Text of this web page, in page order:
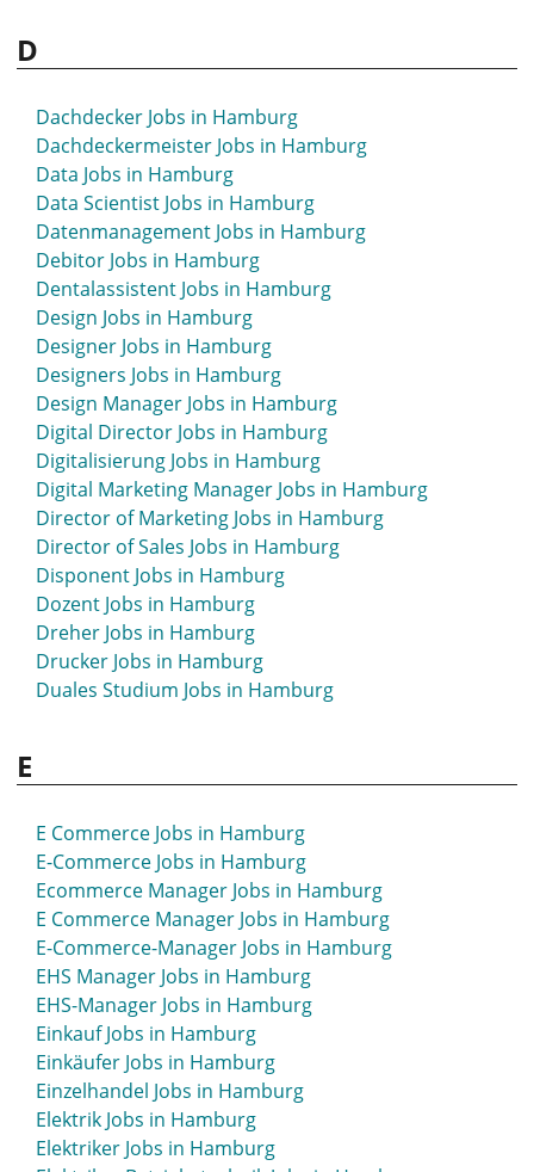
Consultant Jobs in Hamburg
Consultant IT Jobs in Hamburg
Consultant SAP Jobs in Hamburg
Consulting Jobs in Hamburg
Content-Creator Jobs in Hamburg
Content Manager Jobs in Hamburg
Content Marketing Manager Jobs in Hamburg
Contracting Manager Jobs in Hamburg
Contract Manager Jobs in Hamburg
Contracts Manager Jobs in Hamburg
Controller Jobs in Hamburg
Controlling Jobs in Hamburg
Creative Manager Jobs in Hamburg
Creator Jobs in Hamburg
CRM Jobs in Hamburg
CRM Manager Jobs in Hamburg
CRM-Manager Jobs in Hamburg
Customer Experience Manager Jobs in Hamburg
Customer Relations Manager Jobs in Hamburg
Customer Service Jobs in Hamburg
Customer Success Manager Jobs in Hamburg
D
Dachdecker Jobs in Hamburg
Dachdeckermeister Jobs in Hamburg
Data Jobs in Hamburg
Data Scientist Jobs in Hamburg
Datenmanagement Jobs in Hamburg
Debitor Jobs in Hamburg
Dentalassistent Jobs in Hamburg
Design Jobs in Hamburg
Designer Jobs in Hamburg
Designers Jobs in Hamburg
Design Manager Jobs in Hamburg
Digital Director Jobs in Hamburg
Digitalisierung Jobs in Hamburg
Digital Marketing Manager Jobs in Hamburg
Director of Marketing Jobs in Hamburg
Director of Sales Jobs in Hamburg
Disponent Jobs in Hamburg
Dozent Jobs in Hamburg
Dreher Jobs in Hamburg
Drucker Jobs in Hamburg
Duales Studium Jobs in Hamburg
E
E Commerce Jobs in Hamburg
E-Commerce Jobs in Hamburg
Ecommerce Manager Jobs in Hamburg
E Commerce Manager Jobs in Hamburg
E-Commerce-Manager Jobs in Hamburg
EHS Manager Jobs in Hamburg
EHS-Manager Jobs in Hamburg
Einkauf Jobs in Hamburg
Einkäufer Jobs in Hamburg
Einzelhandel Jobs in Hamburg
Elektrik Jobs in Hamburg
Elektriker Jobs in Hamburg